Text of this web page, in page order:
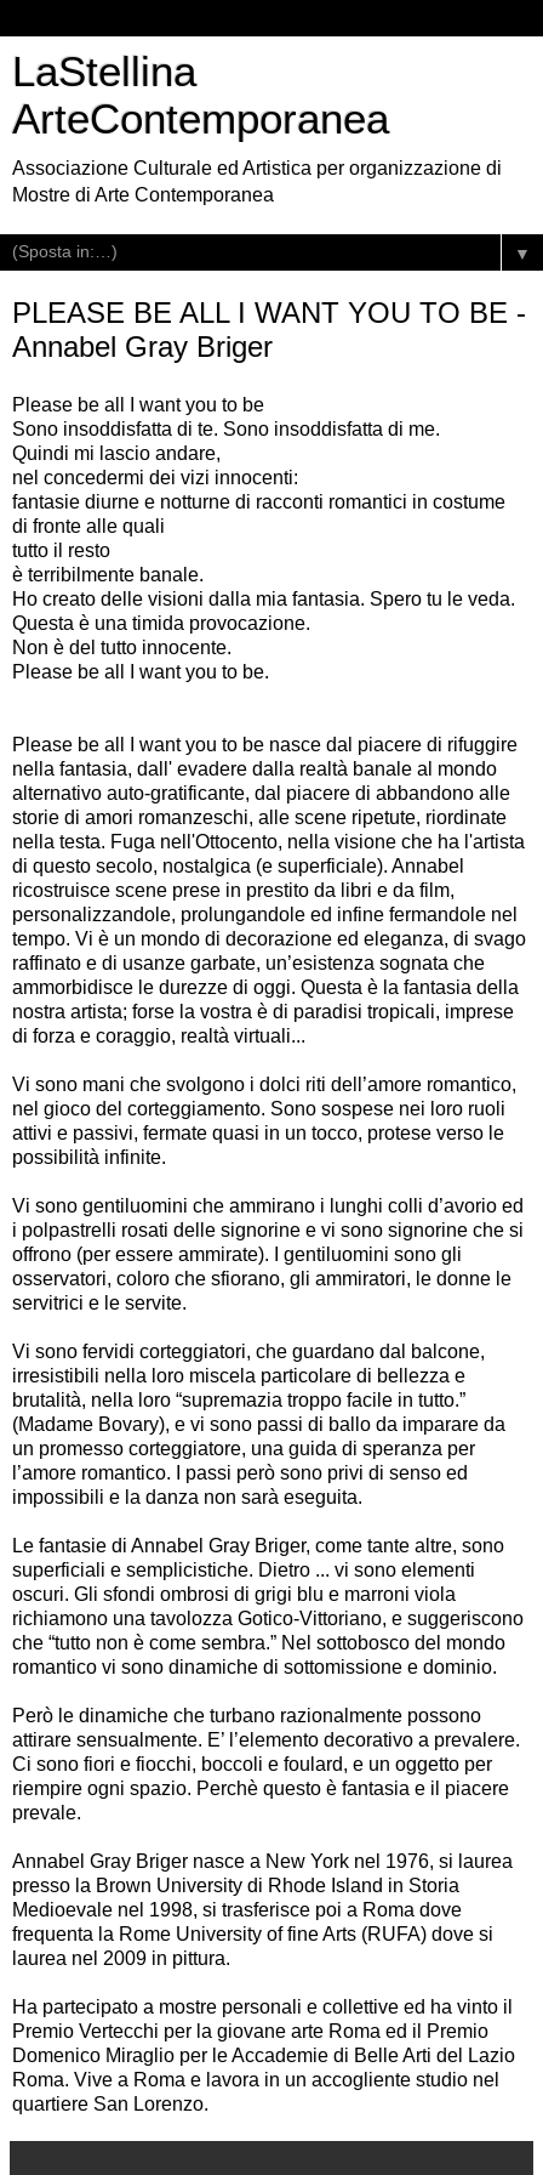
LaStellina
ArteContemporanea
Associazione Culturale ed Artistica per organizzazione di
Mostre di Arte Contemporanea
▼
PLEASE BE ALL I WANT YOU TO BE -
Annabel Gray Briger
Please be all I want you to be
Sono insoddisfatta di te. Sono insoddisfatta di me.
Quindi mi lascio andare,
nel concedermi dei vizi innocenti:
fantasie diurne e notturne di racconti romantici in costume
di fronte alle quali
tutto il resto
è terribilmente banale.
Ho creato delle visioni dalla mia fantasia. Spero tu le veda.
Questa è una timida provocazione.
Non è del tutto innocente.
Please be all I want you to be.
Please be all I want you to be nasce dal piacere di rifuggire
nella fantasia, dall' evadere dalla realtà banale al mondo
alternativo auto-gratificante, dal piacere di abbandono alle
storie di amori romanzeschi, alle scene ripetute, riordinate
nella testa. Fuga nell'Ottocento, nella visione che ha l'artista
di questo secolo, nostalgica (e superficiale). Annabel
ricostruisce scene prese in prestito da libri e da film,
personalizzandole, prolungandole ed infine fermandole nel
tempo. Vi è un mondo di decorazione ed eleganza, di svago
raffinato e di usanze garbate, un’esistenza sognata che
ammorbidisce le durezze di oggi. Questa è la fantasia della
nostra artista; forse la vostra è di paradisi tropicali, imprese
di forza e coraggio, realtà virtuali...
Vi sono mani che svolgono i dolci riti dell’amore romantico,
nel gioco del corteggiamento. Sono sospese nei loro ruoli
attivi e passivi, fermate quasi in un tocco, protese verso le
possibilità infinite.
Vi sono gentiluomini che ammirano i lunghi colli d’avorio ed
i polpastrelli rosati delle signorine e vi sono signorine che si
offrono (per essere ammirate). I gentiluomini sono gli
osservatori, coloro che sfiorano, gli ammiratori, le donne le
servitrici e le servite.
Vi sono fervidi corteggiatori, che guardano dal balcone,
irresistibili nella loro miscela particolare di bellezza e
brutalità, nella loro “supremazia troppo facile in tutto.”
(Madame Bovary), e vi sono passi di ballo da imparare da
un promesso corteggiatore, una guida di speranza per
l’amore romantico. I passi però sono privi di senso ed
impossibili e la danza non sarà eseguita.
Le fantasie di Annabel Gray Briger, come tante altre, sono
superficiali e semplicistiche. Dietro ... vi sono elementi
oscuri. Gli sfondi ombrosi di grigi blu e marroni viola
richiamono una tavolozza Gotico-Vittoriano, e suggeriscono
che “tutto non è come sembra.” Nel sottobosco del mondo
romantico vi sono dinamiche di sottomissione e dominio.
Però le dinamiche che turbano razionalmente possono
attirare sensualmente. E’ l’elemento decorativo a prevalere.
Ci sono fiori e fiocchi, boccoli e foulard, e un oggetto per
riempire ogni spazio. Perchè questo è fantasia e il piacere
prevale.
Annabel Gray Briger nasce a New York nel 1976, si laurea
presso la Brown University di Rhode Island in Storia
Medioevale nel 1998, si trasferisce poi a Roma dove
frequenta la Rome University of fine Arts (RUFA) dove si
laurea nel 2009 in pittura.
Ha partecipato a mostre personali e collettive ed ha vinto il
Premio Vertecchi per la giovane arte Roma ed il Premio
Domenico Miraglio per le Accademie di Belle Arti del Lazio
Roma. Vive a Roma e lavora in un accogliente studio nel
quartiere San Lorenzo.